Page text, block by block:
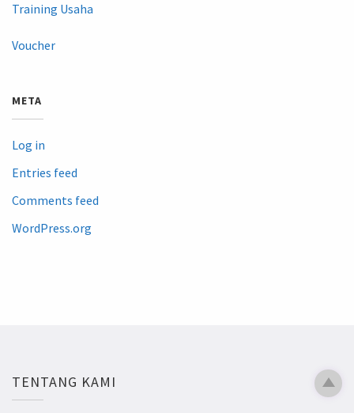
Training Usaha
Voucher
META
Log in
Entries feed
Comments feed
WordPress.org
TENTANG KAMI